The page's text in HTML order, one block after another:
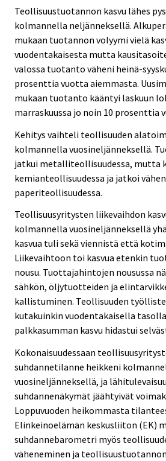
Teollisuustuotannon kasvu lähes
kolmannella neljänneksellä.
mukaan tuotannon volyymi vielä
vuodentakaisesta mutta
valossa tuotanto väheni heinä-
prosenttia vuotta aiemmasta.
mukaan tuotanto kääntyi laskuun
marraskuussa jo noin 10 prosenttia
Kehitys vaihteli teollisuuden
kolmannella vuosineljänneksellä.
jatkui metalliteollisuudessa, mutta
kemianteollisuudessa ja jatkoi
paperiteollisuudessa.
Teollisuusyritysten liikevaihdon
kolmannella vuosineljänneksellä
kasvua tuli sekä viennistä että
Liikevaihtoon toi kasvua etenkin
nousu. Tuottajahintojen nousussa
sähkön, öljytuotteiden ja
kallistuminen. Teollisuuden
kutakuinkin vuodentakaisella
palkkasumman kasvu hidastui
Kokonaisuudessaan
suhdannetilanne heikkeni
vuosineljänneksellä, ja
suhdannenäkymät jäähtyivät
Loppuvuoden heikommasta
Elinkeinoelämän keskusliiton (EK)
suhdannebarometri myös
väheneminen ja